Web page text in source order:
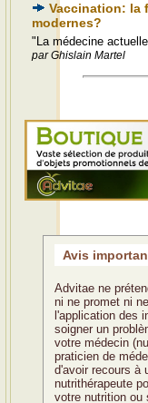
Vaccination: la
modernes?
"La médecine
par Ghislain Martel
Avis
Advitae ne
ni ne promet ni
l'application des
soigner un
votre médecin
praticien de
d'avoir recours à
nutrithérapeute
votre nutrition ou